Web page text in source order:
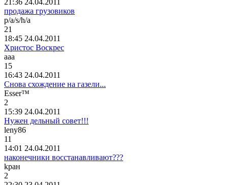
продажа грузовиков
p/a/s/h/a
21
18:45 24.04.2011
Христос Воскрес
ааа
15
16:43 24.04.2011
Снова схождение на газели...
Essеr™
2
15:39 24.04.2011
Нужен дельный совет!!!
leny86
11
14:01 24.04.2011
наконечники восстанавливают???
kрaн
2